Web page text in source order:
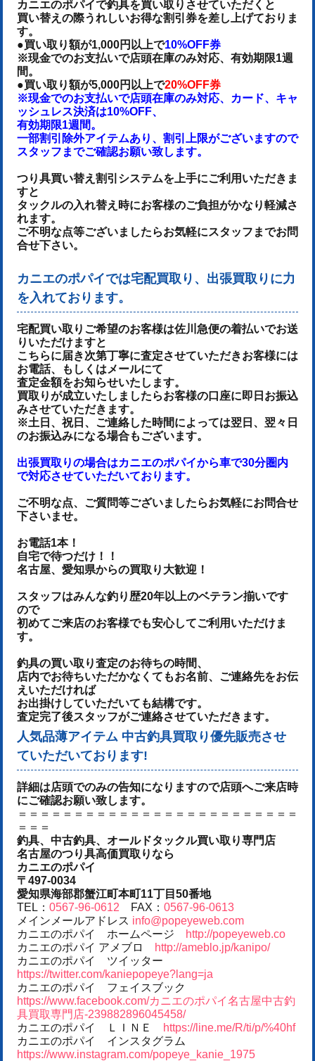
カニエのポパイで釣具を買い取りさせていただくと
買い替えの際うれしいお得な割引券を差し上げておりま
す。
●買い取り額が1,000円以上で10%OFF券
※現金でのお支払いで店頭在庫のみ対応、有効期限1週
間。
●買い取り額が5,000円以上で20%OFF券
※現金でのお支払いで店頭在庫のみ対応、カード、キャ
ッシュレス決済は10%OFF、
有効期限1週間。
一部割引除外アイテムあり、割引上限がございますので
スタッフまでご確認お願い致します。
つり具買い替え割引システムを上手にご利用いただきま
すと
タックルの入れ替え時にお客様のご負担がかなり軽減さ
れます。
ご不明な点等ございましたらお気軽にスタッフまでお問
合せ下さい。
カニエのポパイでは宅配買取り、出張買取りに力
を入れております。
宅配買い取りご希望のお客様は佐川急便の着払いでお送
りいただけますと
こちらに届き次第丁寧に査定させていただきお客様には
お電話、もしくはメールにて
査定金額をお知らせいたします。
買取りが成立いたしましたらお客様の口座に即日お振込
みさせていただきます。
※土日、祝日、ご連絡した時間によっては翌日、翌々日
のお振込みになる場合もございます。
出張買取りの場合はカニエのポパイから車で30分圏内
で対応させていただいております。
ご不明な点、ご質問等ございましたらお気軽にお問合せ
下さいませ。
お電話1本！
自宅で待つだけ！！
名古屋、愛知県からの買取り大歓迎！
スタッフはみんな釣り歴20年以上のベテラン揃いです
ので
初めてご来店のお客様でも安心してご利用いただけま
す。
釣具の買い取り査定のお待ちの時間、
店内でお待ちいただかなくてもお名前、ご連絡先をお伝
えいただければ
お出掛けしていただいても結構です。
査定完了後スタッフがご連絡させていただきます。
人気品薄アイテム 中古釣具買取り優先販売させ
ていただいております!
詳細は店頭でのみの告知になりますので店頭へご来店時
にご確認お願い致します。
＝＝＝＝＝＝＝＝＝＝＝＝＝＝＝＝＝＝＝＝＝＝＝＝＝
＝＝＝
釣具、中古釣具、オールドタックル買い取り専門店
名古屋のつり具高価買取りなら
カニエのポパイ
〒497-0034
愛知県海部郡蟹江町本町11丁目50番地
TEL： 0567-96-0612 FAX： 0567-96-0613
メインメールアドレス info@popeyeweb.com
カニエのポパイ ホームページ
http://popeyeweb.co
カニエのポパイ アメブロ
http://ameblo.jp/kanipo/
カニエのポパイ ツイッター
https://twitter.com/kaniepopeye?lang=ja
カニエのポパイ フェイスブック
https://www.facebook.com/カニエのポパイ名古屋中古釣
具買取専門店-239882896045458/
カニエのポパイ ＬＩＮＥ
https://line.me/R/ti/p/%40hf
カニエのポパイ インスタグラム
https://www.instagram.com/popeye_kanie_1975